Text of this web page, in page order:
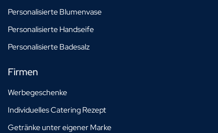
Personalisierte Blumenvase
Personalisierte Handseife
Personalisierte Badesalz
Firmen
Werbegeschenke
Individuelles Catering Rezept
Getränke unter eigener Marke